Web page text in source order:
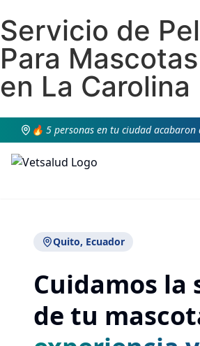
Servicio de
Para
en La Carolina